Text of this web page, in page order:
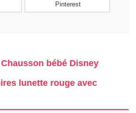
Pinterest
bébé Disney
lunette rouge avec